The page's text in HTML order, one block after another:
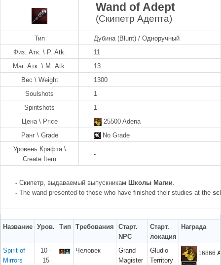
Wand of Adept
(Скипетр Адепта)
Тип
Дубина (Blunt) / Одноручный
Физ. Атк. \ P. Atk.
11
Маг. Атк. \ M. Atk.
13
Вес \ Weight
1300
Soulshots
1
Spiritshots
1
Цена \ Price
25500 Adena
Ранг \ Grade
No Grade
Уровень Крафта \
Create Item
-
- Скипетр, выдаваемый выпускникам Школы Магии.
- The wand presented to those who have finished their studies at the
Название Уров. Тип Требования
Старт.
NPC
Старт.
локация
Награда
Spirit of
Mirrors
10 -
15
Человек
Grand
Magister
Gludio
Territory
16866